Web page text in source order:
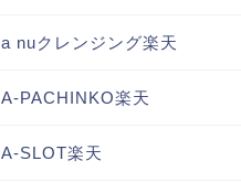
a nuクレンジング楽天
A-PACHINKO楽天
A-SLOT楽天